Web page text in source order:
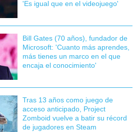
'Es igual que en el videojuego'
Bill Gates (70 años), fundador de
Microsoft: 'Cuanto más aprendes,
más tienes un marco en el que
encaja el conocimiento'
Tras 13 años como juego de
acceso anticipado, Project
Zomboid vuelve a batir su récord
de jugadores en Steam